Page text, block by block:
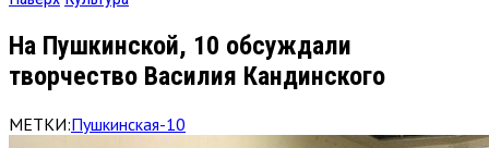
На Пушкинской, 10 обсуждали
творчество Василия Кандинского
МЕТКИ:Пушкинская-10